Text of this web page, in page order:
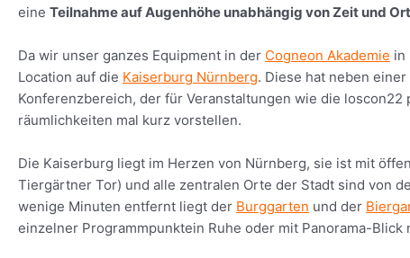
eine Teilnahme auf Augenhöhe unabhängig von Zeit und
Da wir unser ganzes Equipment in der Cogneon Akademie in
Location auf die Kaiserburg Nürnberg. Diese hat neben
Konferenzbereich, der für Veranstaltungen wie die
räumlichkeiten mal kurz vorstellen.
Die Kaiserburg liegt im Herzen von Nürnberg, sie ist mit
Tiergärtner Tor) und alle zentralen Orte der Stadt sind von
wenige Minuten entfernt liegt der Burggarten und der
einzelner Programmpunktein Ruhe oder mit Panorama-Blick